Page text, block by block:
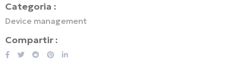
Categoria :
Device management
Compartir :